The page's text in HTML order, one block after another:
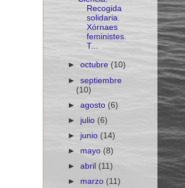
Recogida
solidaria.
Xórnaes
feministes.
T...
►octubre(10)
►septiembre
(10)
►agosto(6)
► julio (6)
► junio(14)
► mayo(8)
►abril (11)
► marzo (11)